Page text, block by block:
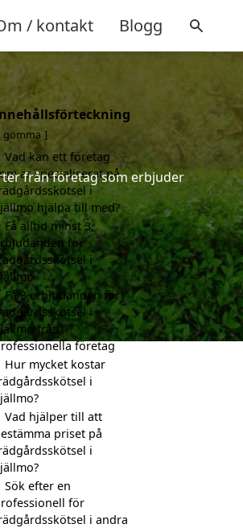
/ kontakt Blogg
från företag som erbjuder
gömma
Vad kan ett företag
är specialiserat på
i
hjälpa till med?
Få alltid minst 3
för
i
Få 3 erbjudanden för
i
från
företag
Hur mycket kostar
i
Vad hjälper till att
priset på
i
Sök efter en
för
i andra